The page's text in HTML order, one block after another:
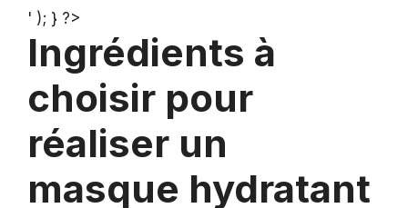
' ); } ?>
Ingrédients à
choisir pour
réaliser un
masque hydratant